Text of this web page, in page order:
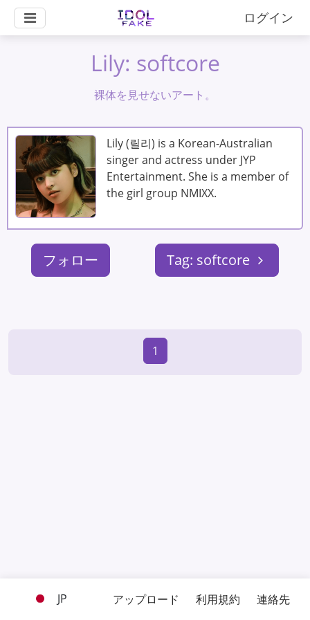
ログイン
Lily: softcore
裸体を見せないアート。
Lily (릴리) is a Korean-Australian
singer and actress under JYP
Entertainment. She is a member of
the girl group NMIXX.
フォロー Tag: softcore
1
JP アップロード 利用規約 連絡先